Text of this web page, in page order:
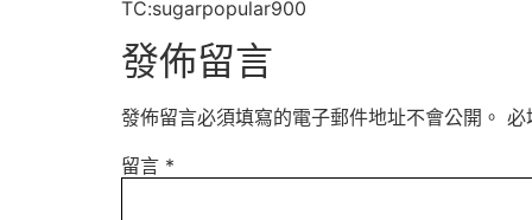
TC:sugarpopular900
發佈留言
發佈留言必須填寫的電子郵件地址不會公開。 必
留言 *